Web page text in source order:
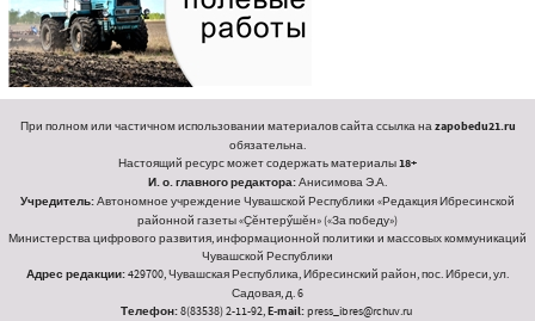
При полном или частичном использовании материалов сайта ссылка на zapobedu21.ru
обязательна.
Настоящий ресурс может содержать материалы18+
И. о. главного редактора:Анисимова Э.А.
Учредитель:Автономное учреждение Чувашской Республики «Редакция Ибресинской
районной газеты «Ҫӗнтерӳшӗн» («За победу»)
Министерства цифрового развития, информационной политики и массовых коммуникаций
Чувашской Республики
Адрес редакции:429700, Чувашская Республика, Ибресинский район, пос. Ибреси, ул.
Садовая, д. 6
Телефон:8(83538) 2-11-92, E-mail:press_ibres@rchuv.ru